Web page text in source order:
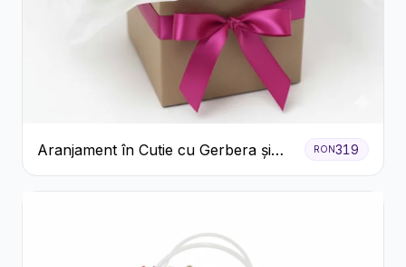
Aranjament în Cutie cu Gerbera și
Trandafiri Roz
RON319